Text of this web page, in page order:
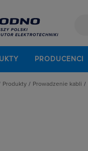
PRODUCENCI
Produkty
Prowadzenie kabli